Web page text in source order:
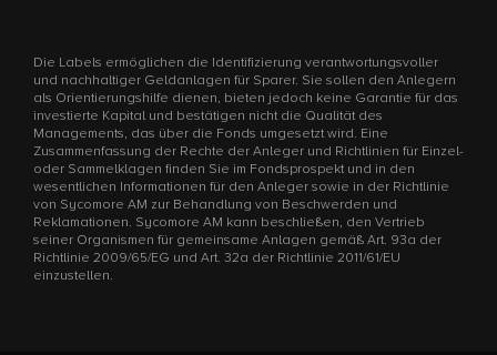
Die Labels ermöglichen die Identifizierung verantwortungsvoller
und nachhaltiger Geldanlagen für Sparer. Sie sollen den Anlegern
als Orientierungshilfe dienen, bieten jedoch keine Garantie für das
investierte Kapital und bestätigen nicht die Qualität des
Managements, das über die Fonds umgesetzt wird. Eine
Zusammenfassung der Rechte der Anleger und Richtlinien für Einzel-
oder Sammelklagen finden Sie im Fondsprospekt und in den
wesentlichen Informationen für den Anleger sowie in der Richtlinie
von Sycomore AM zur Behandlung von Beschwerden und
Reklamationen. Sycomore AM kann beschließen, den Vertrieb
seiner Organismen für gemeinsame Anlagen gemäß Art. 93a der
Richtlinie 2009/65/EG und Art. 32a der Richtlinie 2011/61/EU
einzustellen.